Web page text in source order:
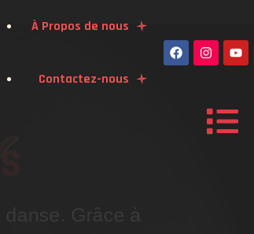
À Propos de nous
Contactez-nous
Grâce à